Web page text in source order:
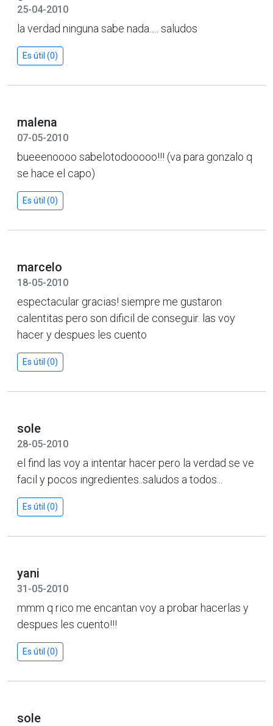
25-04-2010
la verdad ninguna sabe nada..... saludos
Es útil (0)
malena
07-05-2010
bueeenoooo sabelotodooooo!!! (va para gonzalo q
se hace el capo)
Es útil (0)
marcelo
18-05-2010
espectacular gracias! siempre me gustaron
calentitas pero son dificil de conseguir. las voy
hacer y despues les cuento
Es útil (0)
sole
28-05-2010
el find las voy a intentar hacer pero la verdad se ve
facil y pocos ingredientes..saludos a todos...
Es útil (0)
yani
31-05-2010
mmm q rico me encantan voy a probar hacerlas y
despues les cuento!!!
Es útil (0)
sole